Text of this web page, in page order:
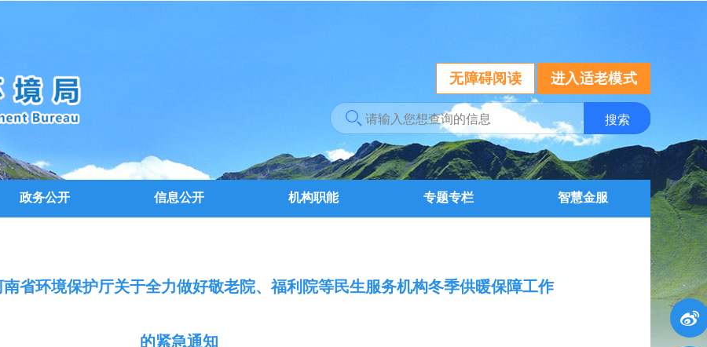
无障碍阅读 进入适老模式
政务公开 信息公开 机构职能 专题专栏 智慧金服
省环境保护厅关于全力做好敬老院、福利院等民生服务机构冬季供暖保障工作
的紧急通知